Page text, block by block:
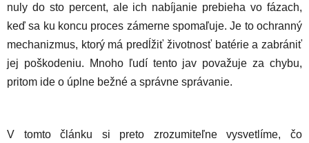
nuly do sto percent, ale ich nabíjanie prebieha vo fázach,
keď sa ku koncu proces zámerne spomaľuje. Je to ochranný
mechanizmus, ktorý má predĺžiť životnosť batérie a zabrániť
jej poškodeniu. Mnoho ľudí tento jav považuje za chybu,
pritom ide o úplne bežné a správne správanie.
V tomto článku si preto zrozumiteľne vysvetlíme, čo